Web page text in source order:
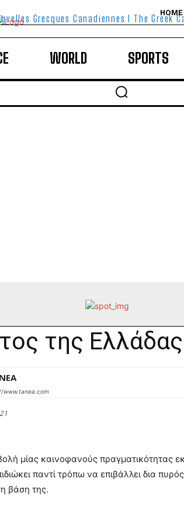
HOME
Grecques Canadiennes I The Greek
WORLD SPORTS
της
www.tanea.com
μίας καινοφανούς πραγματικότητας
παντί τρόπω να επιβάλλει δια
βάση της.